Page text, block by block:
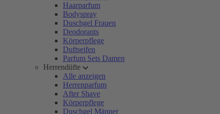
Haarparfum
Bodyspray
Duschgel Frauen
Deodorants
Körperpflege
Duftseifen
Parfum Sets Damen
Herrendüfte
Alle anzeigen
Herrenparfum
After Shave
Körperpflege
Duschgel Männer